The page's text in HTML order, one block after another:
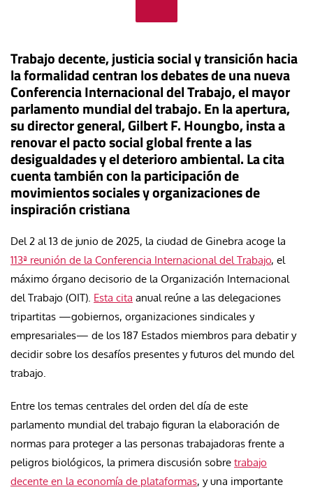
Trabajo decente, justicia social y transición hacia
la formalidad centran los debates de una nueva
Conferencia Internacional del Trabajo, el mayor
parlamento mundial del trabajo. En la apertura,
su director general, Gilbert F. Houngbo, insta a
renovar el pacto social global frente a las
desigualdades y el deterioro ambiental. La cita
cuenta también con la participación de
movimientos sociales y organizaciones de
inspiración cristiana
Del 2 al 13 de junio de 2025, la ciudad de Ginebra acoge la
113ª reunión de la Conferencia Internacional del Trabajo, el
máximo órgano decisorio de la Organización Internacional
del Trabajo (OIT). Esta cita anual reúne a las delegaciones
tripartitas —gobiernos, organizaciones sindicales y
empresariales— de los 187 Estados miembros para debatir y
decidir sobre los desafíos presentes y futuros del mundo del
trabajo.
Entre los temas centrales del orden del día de este
parlamento mundial del trabajo figuran la elaboración de
normas para proteger a las personas trabajadoras frente a
peligros biológicos, la primera discusión sobre trabajo
decente en la economía de plataformas, y una importante